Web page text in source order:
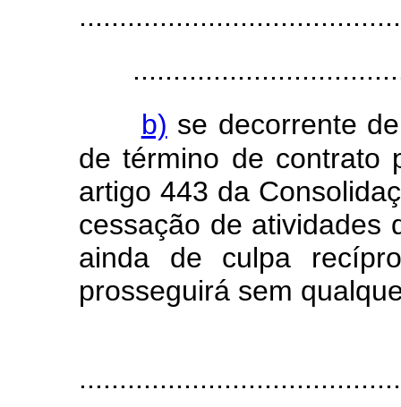
b) se decorrente
de término de contrato
artigo 443 da
cessação de atividades
ainda de culpa
prosseguirá sem